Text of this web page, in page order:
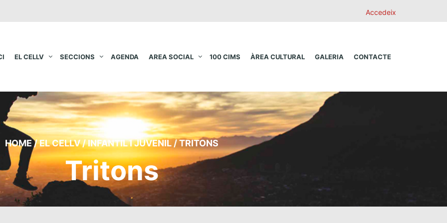
Accedeix
EL CELLV SECCIONS AGENDA AREA SOCIAL 100 CIMS ÀREA CULTURAL GALERIA CONTACTE
HOME /EL CELLV/INFANTIL I JUVENIL /TRITONS
Tritons